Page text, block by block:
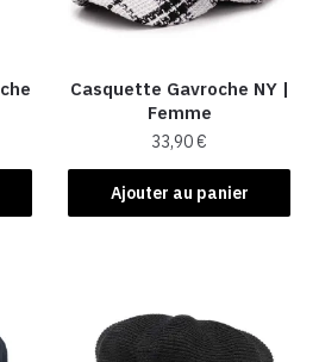
Casquette Gavroche NY |
Femme
33,90€
Ajouter au panier